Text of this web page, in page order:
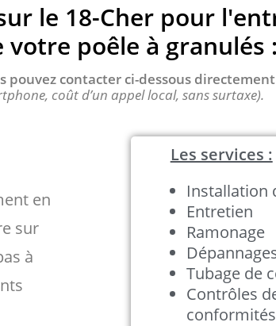
le 18-Cher pour
poêle à granulés :
pouvez contacter ci-dessous
coût d’un appel local, sans surtaxe).
en
sur
à
Les services :
Installation
Entretien
Ramonage
Tubage de
Contrôles
conformités